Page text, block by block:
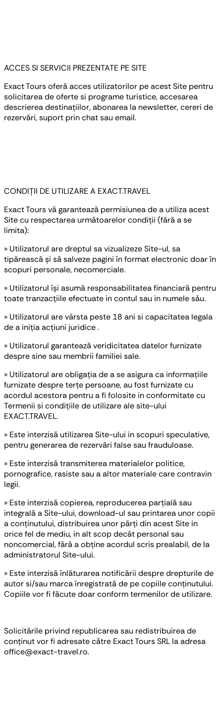
ACCES SI SERVICII PREZENTATE PE SITE
Exact Tours oferă acces utilizatorilor pe acest Site pentru
solicitarea de oferte si programe turistice, accesarea
descrierea destinațiilor, abonarea la newsletter, cereri de
rezervări, suport prin chat sau email.
CONDIȚII DE UTILIZARE A EXACT.TRAVEL
Exact Tours vă garantează permisiunea de a utiliza acest
Site cu respectarea următoarelor condiții (fără a se
limita):
» Utilizatorul are dreptul sa vizualizeze Site-ul, sa
tipărească și să salveze pagini în format electronic doar în
scopuri personale, necomerciale.
» Utilizatorul își asumă responsabilitatea financiară pentru
toate tranzacțiile efectuate in contul sau in numele său.
» Utilizatorul are vârsta peste 18 ani si capacitatea legala
de a iniția acțiuni juridice .
» Utilizatorul garantează veridicitatea datelor furnizate
despre sine sau membrii familiei sale.
» Utilizatorul are obligația de a se asigura ca informațiile
furnizate despre terțe persoane, au fost furnizate cu
acordul acestora pentru a fi folosite in conformitate cu
Termenii si condițiile de utilizare ale site-ului
EXACT.TRAVEL.
» Este interzisă utilizarea Site-ului in scopuri speculative,
pentru generarea de rezervări false sau frauduloase.
» Este interzisă transmiterea materialelor politice,
pornografice, rasiste sau a altor materiale care contravin
legii.
» Este interzisă copierea, reproducerea parțială sau
integrală a Site-ului, download-ul sau printarea unor copii
a conținutului, distribuirea unor părți din acest Site in
orice fel de mediu, in alt scop decât personal sau
noncomercial, fără a obține acordul scris prealabil, de la
administratorul Site-ului.
» Este interzisă înlăturarea notificării despre drepturile de
autor si/sau marca înregistrată de pe copiile conținutului.
Copiile vor fi făcute doar conform termenilor de utilizare.
Solicitările privind republicarea sau redistribuirea de
conținut vor fi adresate către Exact Tours SRL la adresa
office@exact-travel.ro.